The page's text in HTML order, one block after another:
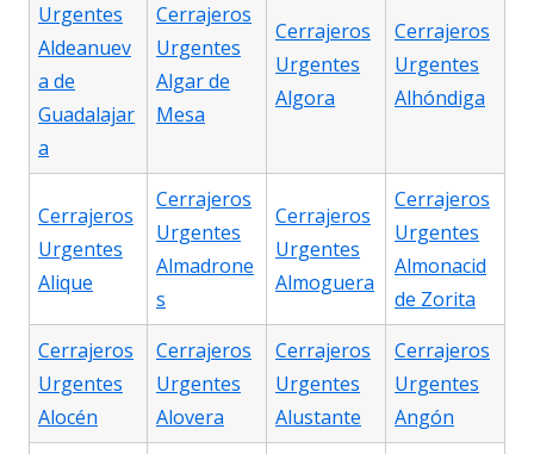
Urgentes
Aldeanuev
a de
Guadalajar
a
Cerrajeros
Urgentes
Algar de
Mesa
Cerrajeros
Urgentes
Algora
Cerrajeros
Urgentes
Alhóndiga
Cerrajeros
Urgentes
Alique
Cerrajeros
Urgentes
Almadrone
s
Cerrajeros
Urgentes
Almoguera
Cerrajeros
Urgentes
Almonacid
de Zorita
Cerrajeros
Urgentes
Alocén
Cerrajeros
Urgentes
Alovera
Cerrajeros
Urgentes
Alustante
Cerrajeros
Urgentes
Angón